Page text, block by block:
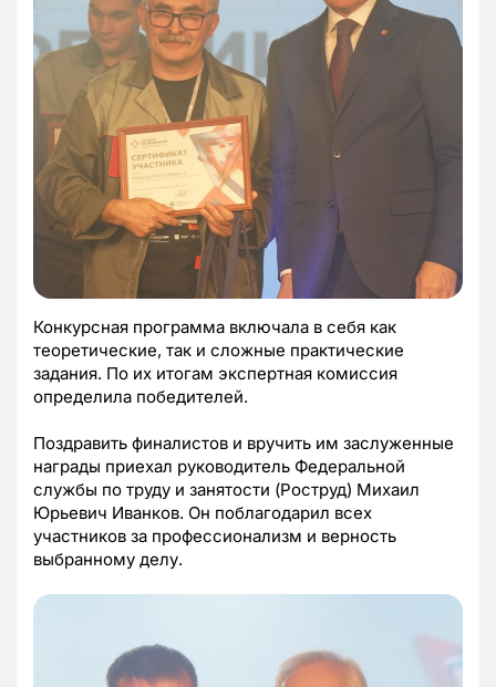
Конкурсная программа включала в себя как
теоретические, так и сложные практические
задания. По их итогам экспертная комиссия
определила победителей.
Поздравить финалистов и вручить им заслуженные
награды приехал руководитель Федеральной
службы по труду и занятости (Роструд) Михаил
Юрьевич Иванков. Он поблагодарил всех
участников за профессионализм и верность
выбранному делу.